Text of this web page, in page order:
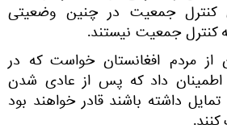
کنترل جمعیت در چنین وضعیتی
کنترل جمعیت نیستند.
از مردم افغانستان خواست که در
اطمینان داد که پس از عادی شدن
داشته باشند قادر خواهند بود